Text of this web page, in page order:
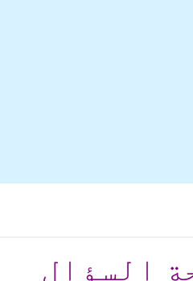
السؤال